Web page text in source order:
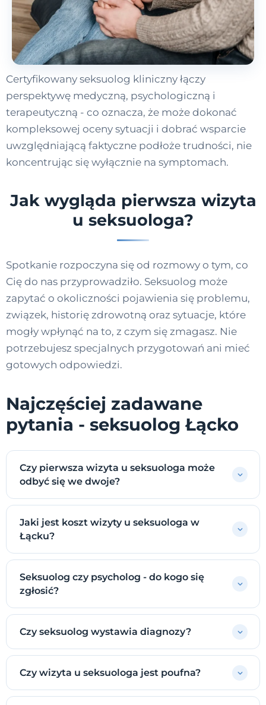
Certyfikowany seksuolog kliniczny łączy
perspektywę medyczną, psychologiczną i
terapeutyczną - co oznacza, że może dokonać
kompleksowej oceny sytuacji i dobrać wsparcie
uwzględniającą faktyczne podłoże trudności, nie
koncentrując się wyłącznie na symptomach.
Jak wygląda pierwsza wizyta
u seksuologa?
Spotkanie rozpoczyna się od rozmowy o tym, co
Cię do nas przyprowadziło. Seksuolog może
zapytać o okoliczności pojawienia się problemu,
związek, historię zdrowotną oraz sytuacje, które
mogły wpłynąć na to, z czym się zmagasz. Nie
potrzebujesz specjalnych przygotowań ani mieć
gotowych odpowiedzi.
Najczęściej zadawane
pytania - seksuolog Łącko
Czy pierwsza wizyta u seksuologa może
odbyć się we dwoje?
Jaki jest koszt wizyty u seksuologa w
Łącku?
Seksuolog czy psycholog - do kogo się
zgłosić?
Czy seksuolog wystawia diagnozy?
Czy wizyta u seksuologa jest poufna?